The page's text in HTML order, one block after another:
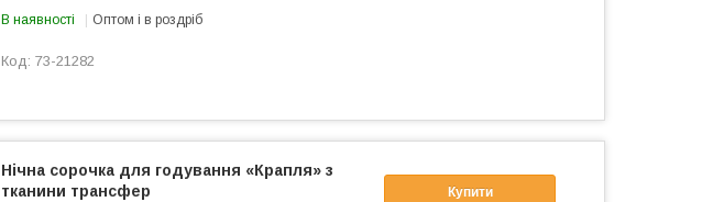
В наявності Оптом і в роздріб
73-21282
Купити
Нічна сорочка для годування «Крапля» з
тканини трансфер